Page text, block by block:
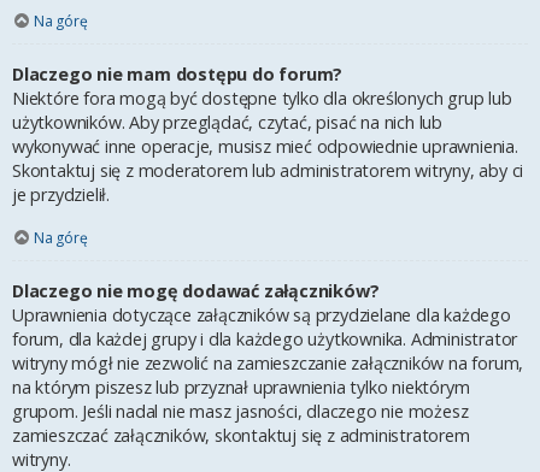
Na górę
Dlaczego nie mam dostępu do forum?
Niektóre fora mogą być dostępne tylko dla określonych grup lub
użytkowników. Aby przeglądać, czytać, pisać na nich lub
wykonywać inne operacje, musisz mieć odpowiednie uprawnienia.
Skontaktuj się z moderatorem lub administratorem witryny, aby ci
je przydzielił.
Na górę
Dlaczego nie mogę dodawać załączników?
Uprawnienia dotyczące załączników są przydzielane dla każdego
forum, dla każdej grupy i dla każdego użytkownika. Administrator
witryny mógł nie zezwolić na zamieszczanie załączników na forum,
na którym piszesz lub przyznał uprawnienia tylko niektórym
grupom. Jeśli nadal nie masz jasności, dlaczego nie możesz
zamieszczać załączników, skontaktuj się z administratorem
witryny.